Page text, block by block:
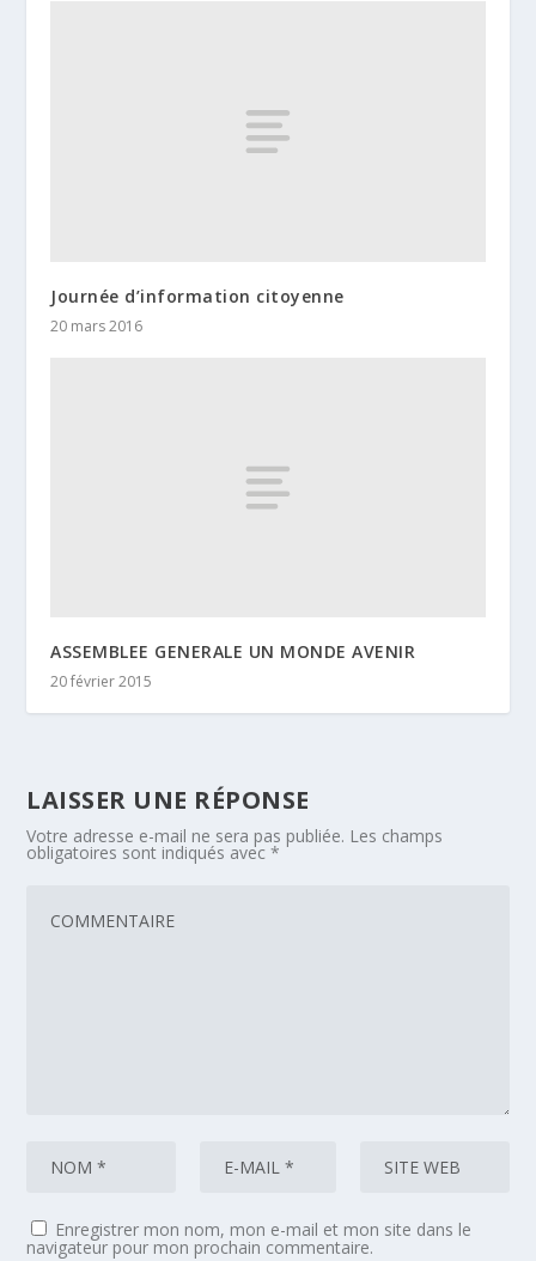
Journée d’information citoyenne
20 mars 2016
ASSEMBLEE GENERALE UN MONDE AVENIR
20 février 2015
LAISSER UNE RÉPONSE
Votre adresse e-mail ne sera pas publiée. Les champs
obligatoires sont indiqués avec*
Enregistrer mon nom, mon e-mail et mon site dans le
navigateur pour mon prochain commentaire.